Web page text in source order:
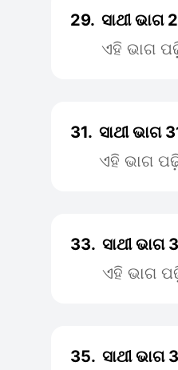
29. ସାଥୀ ଭାଗ
ଏହି ଭାଗ
31. ସାଥୀ ଭାଗ
ଏହି ଭାଗ
33. ସାଥୀ ଭାଗ
ଏହି ଭାଗ
35. ସାଥୀ ଭାଗ